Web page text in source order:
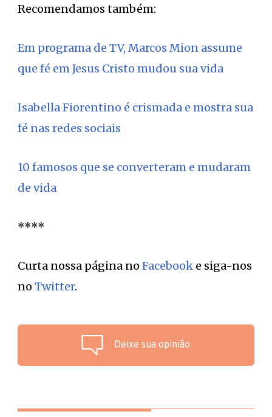
Recomendamos também:
Em programa de TV, Marcos Mion assume
que fé em Jesus Cristo mudou sua vida
Isabella Fiorentino é crismada e mostra sua
fé nas redes sociais
10 famosos que se converteram e mudaram
de vida
****
Curta nossa página no Facebook e siga-nos
no Twitter.
Deixe sua opinião